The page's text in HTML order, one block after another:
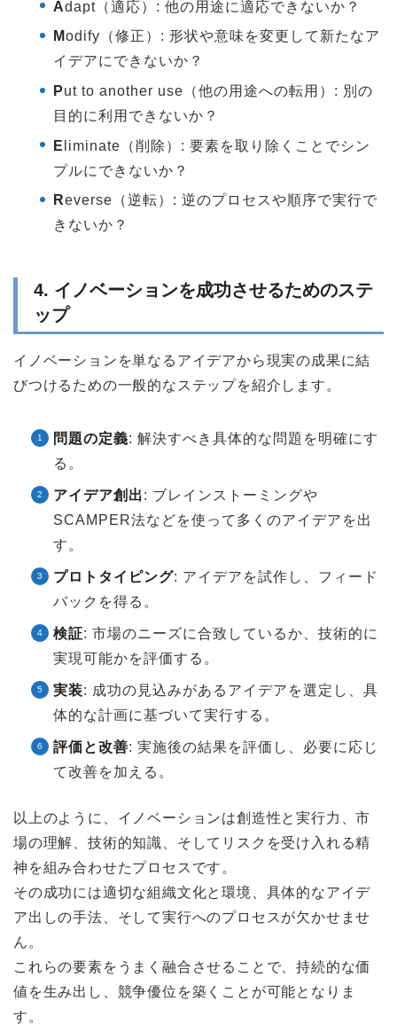
Adapt（適応）: 他の用途に適応できないか？
Modify（修正）: 形状や意味を変更して新たなア
イデアにできないか？
Put to another use（他の用途への転用）: 別の
目的に利用できないか？
E liminate（削除）: 要素を取り除くことでシン
プルにできないか？
Reverse（逆転）: 逆のプロセスや順序で実行で
きないか？
4. イノベーションを成功させるためのステ
ップ
イノベーションを単なるアイデアから現実の成果に結
びつけるための一般的なステップを紹介します。
問題の定義: 解決すべき具体的な問題を明確にす
る。
アイデア創出: ブレインストーミングや
SCAMPER法などを使って多くのアイデアを出
す。
プロトタイピング: アイデアを試作し、フィード
バックを得る。
検証: 市場のニーズに合致しているか、技術的に
実現可能かを評価する。
実装: 成功の見込みがあるアイデアを選定し、具
体的な計画に基づいて実行する。
評価と改善: 実施後の結果を評価し、必要に応じ
て改善を加える。
以上のように、イノベーションは創造性と実行力、市
場の理解、技術的知識、そしてリスクを受け入れる精
神を組み合わせたプロセスです。
その成功には適切な組織文化と環境、具体的なアイデ
ア出しの手法、そして実行へのプロセスが欠かせませ
ん。
これらの要素をうまく融合させることで、持続的な価
値を生み出し、競争優位を築くことが可能となりま
す。